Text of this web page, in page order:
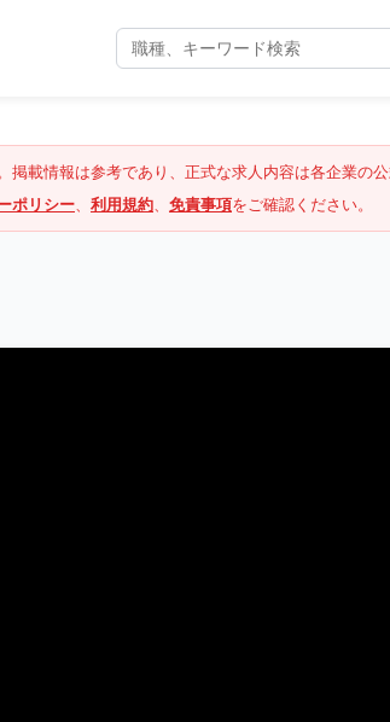
載情報は参考であり、正式な求人内容は各企業の公
ポリシー、 利用規約、 免責事項をご確認ください。